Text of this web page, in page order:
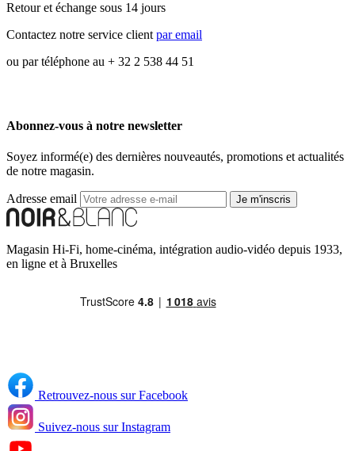
Retour et échange sous 14 jours
Contactez notre service clientpar email
ou par téléphone au + 32 2 538 44 51
Abonnez-vous à notre newsletter
Soyez informé(e) des dernières nouveautés, promotions et actualités
de notre magasin.
Adresse email Je m'inscris
Magasin Hi-Fi, home-cinéma, intégration audio-vidéo depuis 1933,
en ligne et à Bruxelles
Retrouvez-nous sur Facebook
Suivez-nous sur Instagram